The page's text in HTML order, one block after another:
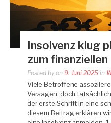
Insolvenz klug
zum
Posted by on 9. Juni 2025 in
Viele Betroffene
Versagen, doch
der erste Schritt in eine
diesem Beitrag erklären